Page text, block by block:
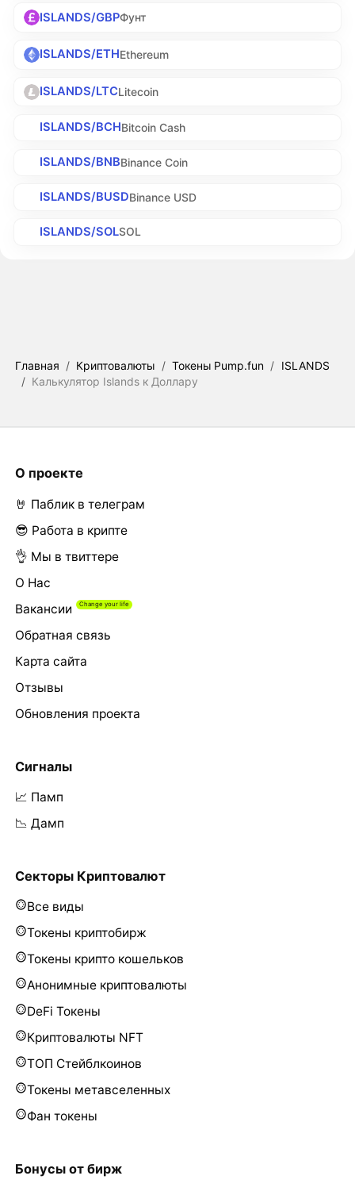
ISLANDS/GBPФунт
ISLANDS/ETHEthereum
ISLANDS/LTCLitecoin
ISLANDS/BCHBitcoin Cash
ISLANDS/BNBBinance Coin
ISLANDS/BUSDBinance USD
ISLANDS/SOLSOL
Главная / Криптовалюты / Токены Pump.fun / ISLANDS
/ Калькулятор Islands к Доллару
О проекте
🤘 Паблик в телеграм
😎 Работа в крипте
👌 Мы в твиттере
О Нас
Вакансии
Обратная связь
Карта сайта
Отзывы
Обновления проекта
Сигналы
📈 Памп
📉 Дамп
Секторы Криптовалют
Все виды
Токены криптобирж
Токены крипто кошельков
Анонимные криптовалюты
DeFi Токены
Криптовалюты NFT
ТОП Стейблкоинов
Токены метавселенных
Фан токены
Бонусы от бирж